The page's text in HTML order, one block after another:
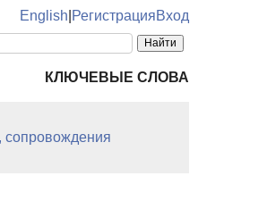
English РегистрацияВход
КЛЮЧЕВЫЕ СЛОВА
сопровождения